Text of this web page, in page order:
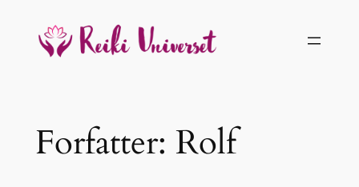
indhold
Forfatter: Rolf